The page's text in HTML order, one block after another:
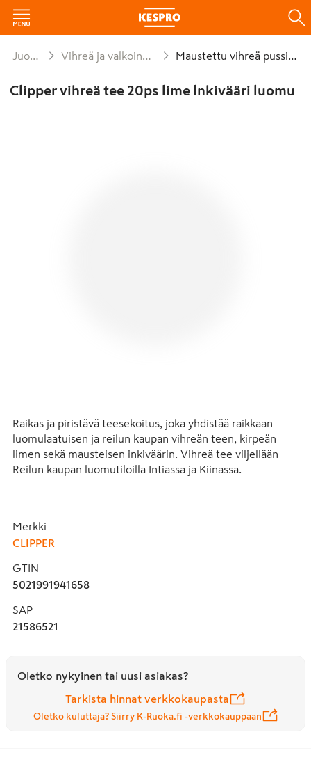
Juomat Vihreä ja valkoinen tee Maustettu vihreä pussitee
Clipper vihreä tee 20ps lime lnkivääri luomu
Raikas ja piristävä teesekoitus, joka yhdistää raikkaan
luomulaatuisen ja reilun kaupan vihreän teen, kirpeän
limen sekä mausteisen inkiväärin. Vihreä tee viljellään
Reilun kaupan luomutiloilla Intiassa ja Kiinassa.
Tuotteet sekoitetaan ja pakataan Clipperin teetehtaalla
Etelä-Englannissa. Kierrätettävä pakkaus sisältää 20
teepussia.
Merkki
CLIPPER
GTIN
5021991941658
SAP
21586521
Oletko nykyinen tai uusi asiakas?
Tarkista hinnat verkkokaupasta
Oletko kuluttaja? Siirry K-Ruoka.fi -verkkokauppaan